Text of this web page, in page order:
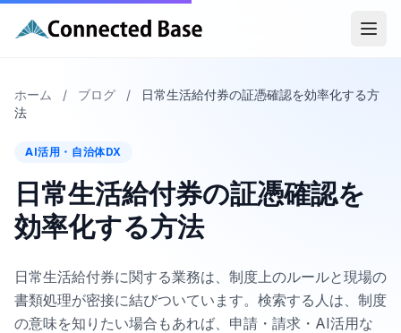
ホーム / ブログ /
日常生活給付券の証憑確認を効率化する方
法
AI活用・自治体DX
日常生活給付券の証憑確認を
効率化する方法
日常生活給付券に関する業務は、制度上のルールと現場の
書類処理が密接に結びついています。検索する人は、制度
の意味を知りたい場合もあれば、申請・請求・AI活用な